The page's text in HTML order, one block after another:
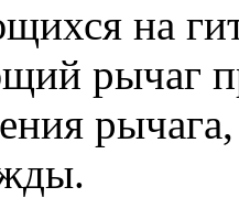
на
рычаг